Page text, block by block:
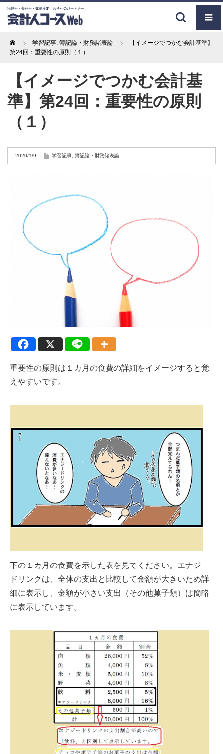
Home 学習記事, 簿記論・財務諸表論
【イメージでつかむ会計基準】
第24回：重要性の原則（１）
【イメージでつかむ会計基
準】第24回：重要性の原則
（１）
2020/1/9 学習記事 簿記論・財務諸表論
重要性の原則は１カ月の食費の詳細をイメージすると覚
えやすいです。
下の１カ月の食費を示した表を見てください。エナジー
ドリンクは、全体の支出と比較して金額が大きいため詳
細に表示し、金額が小さい支出（その他菓子類）は簡略
に表示しています。